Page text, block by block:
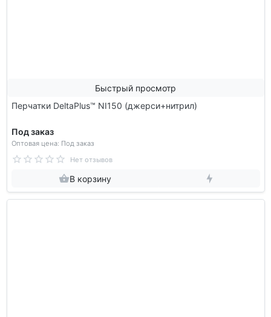
Быстрый просмотр
Перчатки DeltaPlus™ NI150 (джерси+нитрил)
Под заказ
Оптовая цена: Под заказ
Нет отзывов
В корзину